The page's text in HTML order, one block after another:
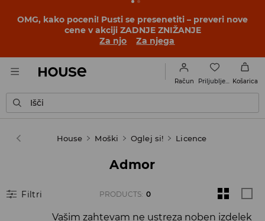
OMG, kako poceni! Pusti se presenetiti – preveri nove
cene v akciji ZADNJE ZNIŽANJE
Za njo
Za njega
Račun Košarica
Išči
House Moški Oglej si! Licence
Admor
Filtri PRODUCTS: 0
Vašim zahtevam ne ustreza noben izdelek